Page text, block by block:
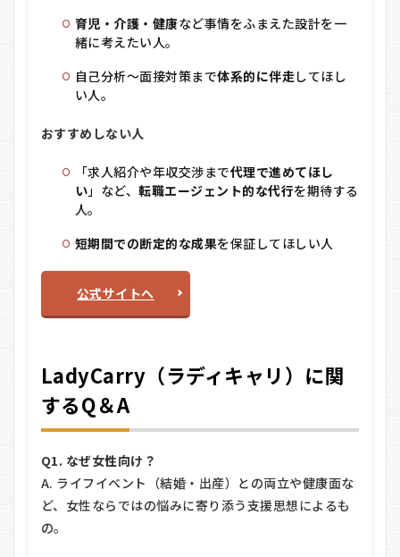
育児・介護・健康など事情をふまえた設計を一
緒に考えたい人。
自己分析〜面接対策まで体系的に伴走してほし
い人。
おすすめしない人
「求人紹介や年収交渉まで代理で進めてほし
い」など、転職エージェント的な代行を期待する
人。
短期間での断定的な成果を保証してほしい人
公式サイトへ
LadyCarry（ラディキャリ）に関
するQ＆A
Q1. なぜ女性向け？
A. ライフイベント（結婚・出産）との両立や健康面な
ど、女性ならではの悩みに寄り添う支援思想によるも
の。